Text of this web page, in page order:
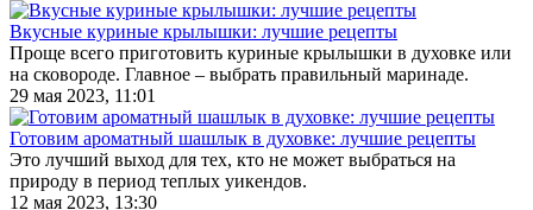
Вкусные куриные крылышки: лучшие рецепты
Проще всего приготовить куриные крылышки в духовке или
на сковороде. Главное – выбрать правильный маринаде.
29 мая 2023, 11:01
Готовим ароматный шашлык в духовке: лучшие рецепты
Это лучший выход для тех, кто не может выбраться на
природу в период теплых уикендов.
12 мая 2023, 13:30